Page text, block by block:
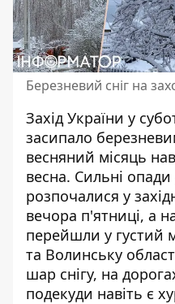
Березневий сніг на
Захід України у
засипало
весняний місяць
весна. Сильні
розпочалися у
вечора п'ятниці, а
перейшли у густий
та Волинську
шар снігу, на
подекуди навіть є